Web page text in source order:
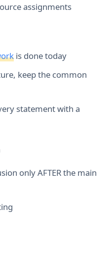
assignments
is done today
keep the common
statement with a
only AFTER the main